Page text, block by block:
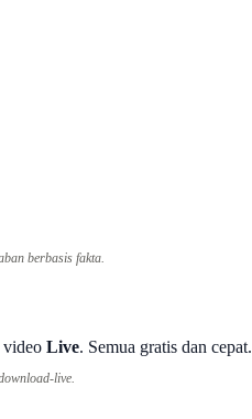
berbasis fakta.
video Live. Semua gratis dan cepat.
live.